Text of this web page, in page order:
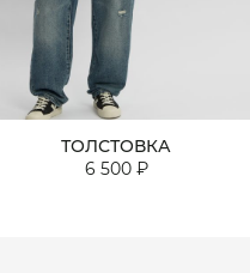
ТОЛСТОВКА
6 500 ₽